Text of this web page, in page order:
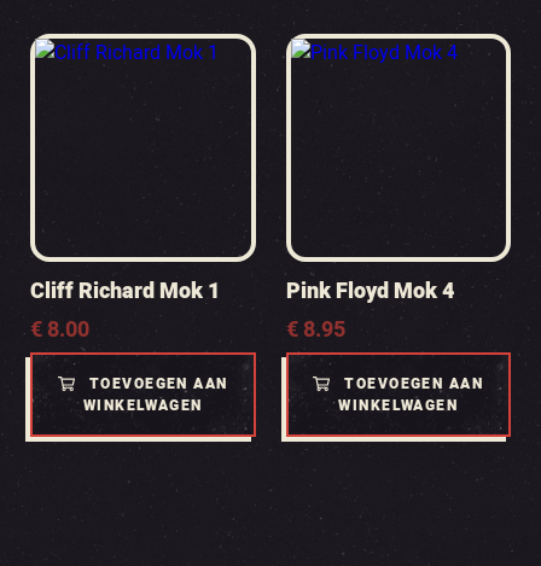
Cliff Richard Mok 1
€8.00
TOEVOEGEN AAN
WINKELWAGEN
Pink Floyd Mok 4
€8.95
TOEVOEGEN AAN
WINKELWAGEN